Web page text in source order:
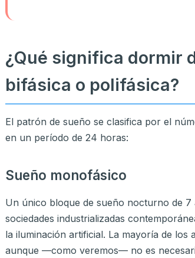
¿Qué significa dormir
bifásica o polifásica?
El patrón de sueño se clasifica por el
en un período de 24 horas:
Sueño monofásico
Un único bloque de sueño nocturno de
sociedades industrializadas
la iluminación artificial. La mayoría de los
aunque —como veremos— no es